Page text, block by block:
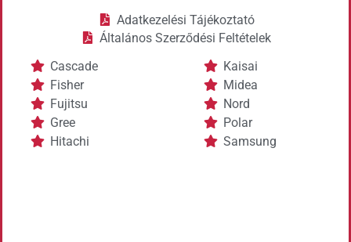
Adatkezelési Tájékoztató
Általános Szerződési Feltételek
Cascade
Fisher
Fujitsu
Gree
Hitachi
Kaisai
Midea
Nord
Polar
Samsung